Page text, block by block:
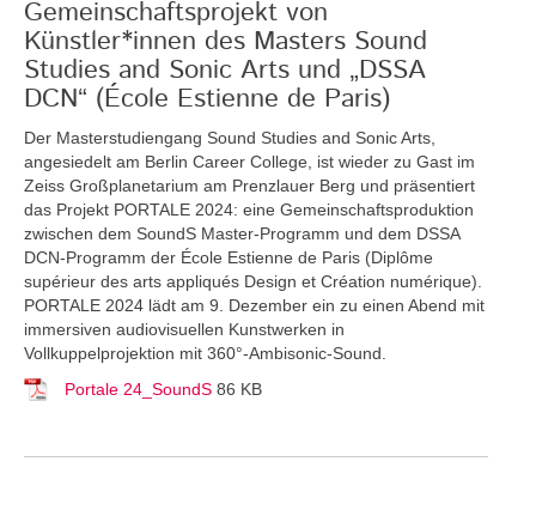
Gemeinschaftsprojekt von
Künstler*innen des Masters Sound
Studies and Sonic Arts und „DSSA
DCN“ (École Estienne de Paris)
Der Masterstudiengang Sound Studies and Sonic Arts,
angesiedelt am Berlin Career College, ist wieder zu Gast im
Zeiss Großplanetarium am Prenzlauer Berg und präsentiert
das Projekt PORTALE 2024: eine Gemeinschaftsproduktion
zwischen dem SoundS Master-Programm und dem DSSA
DCN-Programm der École Estienne de Paris (Diplôme
supérieur des arts appliqués Design et Création numérique).
PORTALE 2024 lädt am 9. Dezember ein zu einen Abend mit
immersiven audiovisuellen Kunstwerken in
Vollkuppelprojektion mit 360°-Ambisonic-Sound.
Portale 24_SoundS 86 KB